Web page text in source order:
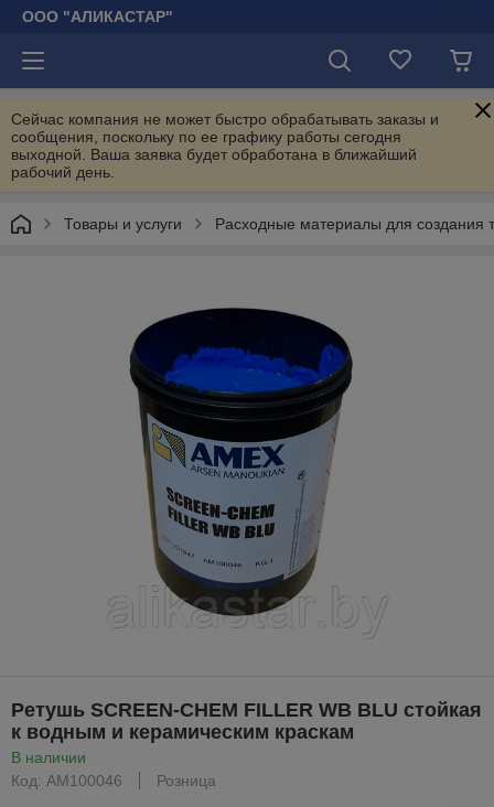
ООО "АЛИКАСТАР"
Сейчас компания не может быстро обрабатывать заказы и
сообщения, поскольку по ее графику работы сегодня
выходной. Ваша заявка будет обработана в ближайший
рабочий день.
Товары и услуги Расходные материалы для
Ретушь SCREEN-CHEM FILLER WB BLU стойкая
к водным и керамическим краскам
В наличии
Код: АМ100046
Розница